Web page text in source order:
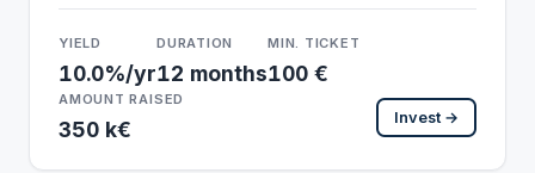
YIELD
10.0%/yr
DURATION
12 months
MIN. TICKET
100 €
AMOUNT RAISED
350 k€ Invest →